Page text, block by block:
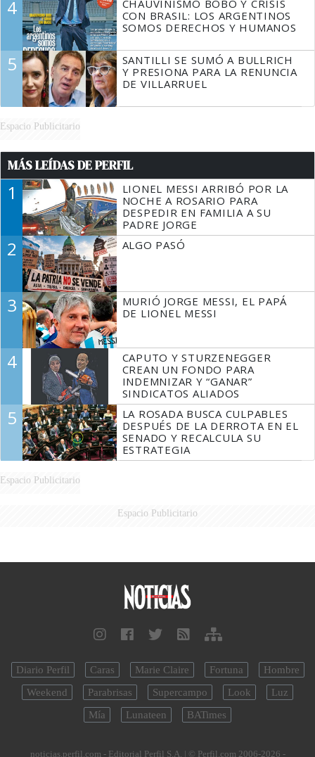
4
CHAUVINISMO BOBO Y CRISIS
CON BRASIL: LOS ARGENTINOS
SOMOS DERECHOS Y HUMANOS
5
SANTILLI SE SUMÓ A BULLRICH
Y PRESIONA PARA LA RENUNCIA
DE VILLARRUEL
Espacio Publicitario
MÁS LEÍDAS DE PERFIL
1
LIONEL MESSI ARRIBÓ POR LA
NOCHE A ROSARIO PARA
DESPEDIR EN FAMILIA A SU
PADRE JORGE
2 ALGO PASÓ
3
MURIÓ JORGE MESSI, EL PAPÁ
DE LIONEL MESSI
4
CAPUTO Y STURZENEGGER
CREAN UN FONDO PARA
INDEMNIZAR Y “GANAR”
SINDICATOS ALIADOS
5
LA ROSADA BUSCA CULPABLES
DESPUÉS DE LA DERROTA EN EL
SENADO Y RECALCULA SU
ESTRATEGIA
Espacio Publicitario
Espacio Publicitario
Diario Perfil Caras Marie Claire Fortuna
Hombre
Weekend
Parabrisas Supercampo Look
Luz
Mía
Lunateen BATimes
noticias.perfil.com - Editorial Perfil S.A. | © Perfil.com 2006-2026 -